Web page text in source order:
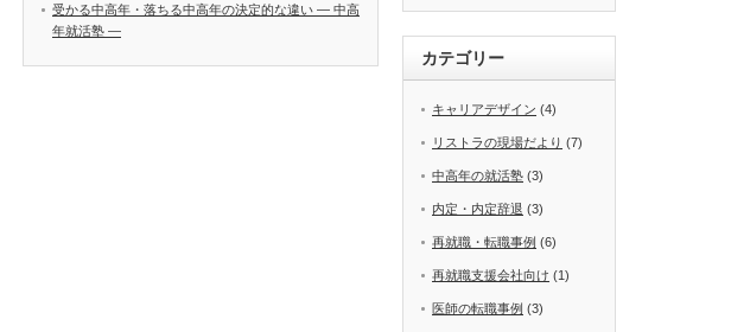
受かる中高年・落ちる中高年の決定的な違い ― 中高
年就活塾 ―
カテゴリー
キャリアデザイン (4)
リストラの現場だより (7)
中高年の就活塾 (3)
内定・内定辞退 (3)
再就職・転職事例 (6)
再就職支援会社向け (1)
医師の転職事例 (3)